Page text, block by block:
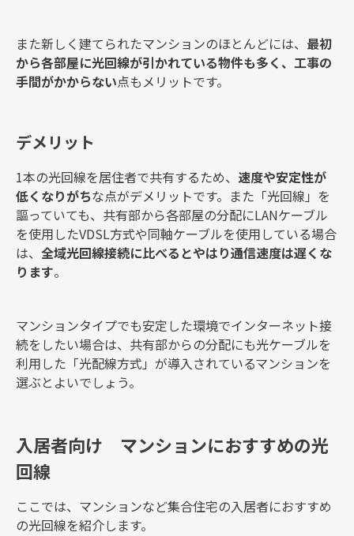
また新しく建てられたマンションのほとんどには、 最初
から各部屋に光回線が引かれている物件も多く、工事の
手間がかからない点もメリットです。
デメリット
1本の光回線を居住者で共有するため、 速度や安定性が
低くなりがちな点がデメリットです。また「光回線」を
謳っていても、共有部から各部屋の分配にLANケーブル
を使用したVDSL方式や同軸ケーブルを使用している場合
は、 全域光回線接続に比べるとやはり通信速度は遅くな
ります。
マンションタイプでも安定した環境でインターネット接
続をしたい場合は、共有部からの分配にも光ケーブルを
利用した「光配線方式」が導入されているマンションを
選ぶとよいでしょう。
入居者向け マンションにおすすめの光
回線
ここでは、マンションなど集合住宅の入居者におすすめ
の光回線を紹介します。